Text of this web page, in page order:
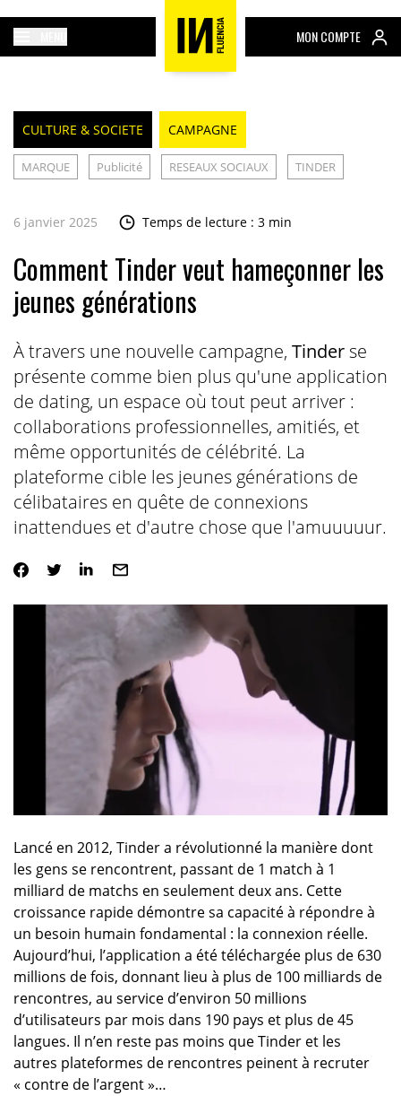
MON COMPTE
CULTURE & SOCIETE CAMPAGNE
MARQUE Publicité RESEAUX SOCIAUX TINDER
6 janvier 2025 Temps de lecture : 3 min
Comment Tinder veut hameçonner les
jeunes générations
À travers une nouvelle campagne, Tinderse
présente comme bien plus qu'une application
de dating, un espace où tout peut arriver :
collaborations professionnelles, amitiés, et
même opportunités de célébrité. La
plateforme cible les jeunes générations de
célibataires en quête de connexions
inattendues et d'autre chose que l'amuuuuur.
Lancé en 2012, Tinder a révolutionné la manière dont
les gens se rencontrent, passant de 1 match à 1
milliard de matchs en seulement deux ans. Cette
croissance rapide démontre sa capacité à répondre à
un besoin humain fondamental : la connexion réelle.
Aujourd’hui, l’application a été téléchargée plus de 630
millions de fois, donnant lieu à plus de 100 milliards de
rencontres, au service d’environ 50 millions
d’utilisateurs par mois dans 190 pays et plus de 45
langues. Il n’en reste pas moins que Tinder et les
autres plateformes de rencontres peinent à recruter
« contre de l’argent »…